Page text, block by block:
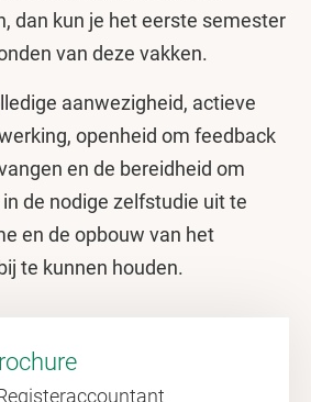
dan kun je het eerste semester
van deze vakken.
aanwezigheid, actieve
openheid om feedback
en de bereidheid om
de nodige zelfstudie uit te
en de opbouw van het
te kunnen houden.